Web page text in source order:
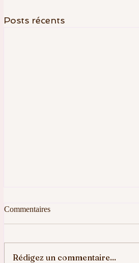
Posts récents
Bravo Eden !
Commentaires
Rédigez un commentaire...